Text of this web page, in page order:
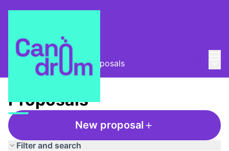
Taula Comunitària / Proposals
Proposals
New proposal
Filter and search